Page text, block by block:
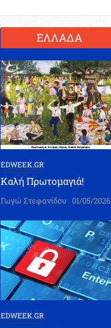
ΕΛΛΑΔΑ
EDWEEK.GR
Καλή Πρωτομαγιά!
Γωγώ Στεφανίδου 01/05/2026
EDWEEK.GR